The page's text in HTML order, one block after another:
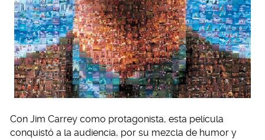
Con Jim Carrey como protagonista, esta película
conquistó a la audiencia, por su mezcla de humor y